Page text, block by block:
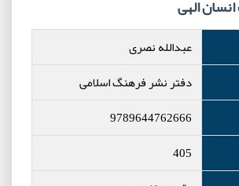
الهی
عبدالله نصری
دفتر نشر فرهنگ اسلامی
9789644762666
405